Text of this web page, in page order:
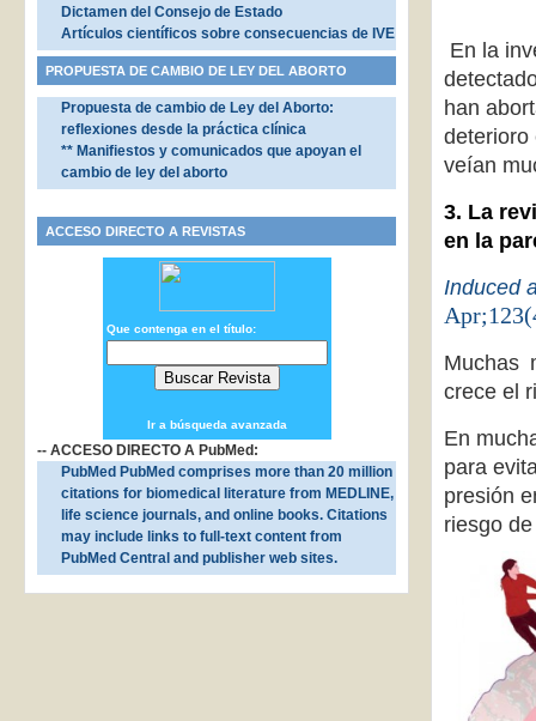
En la
han
deterioro
veían
3. La
en la
Induced
Muchas
crece el
En
para
presión
riesgo
Dictamen del Consejo de Estado
Artículos científicos sobre consecuencias de IVE
PROPUESTA DE CAMBIO DE LEY DEL ABORTO
Propuesta de cambio de Ley del Aborto:
reflexiones desde la práctica clínica
** Manifiestos y comunicados que apoyan el
cambio de ley del aborto
ACCESO DIRECTO A REVISTAS
Que contenga en el título:
Ir a búsqueda avanzada
-- ACCESO DIRECTO A PubMed:
PubMed PubMed comprises more than 20 million
citations for biomedical literature from MEDLINE,
life science journals, and online books. Citations
may include links to full-text content from
PubMed Central and publisher web sites.